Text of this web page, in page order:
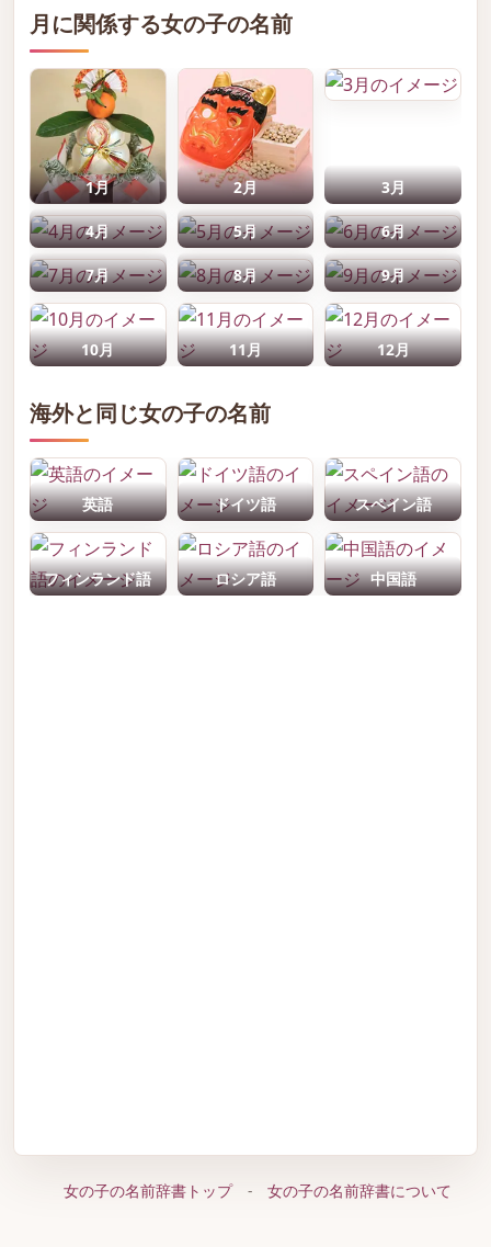
月に関係する女の子の名前
1月 2月 3月
4月 5月 6月
7月 8月 9月
10月 11月 12月
海外と同じ女の子の名前
英語 ドイツ語 スペイン語
フィンランド語 ロシア語 中国語
女の子の名前辞書トップ- 女の子の名前辞書について